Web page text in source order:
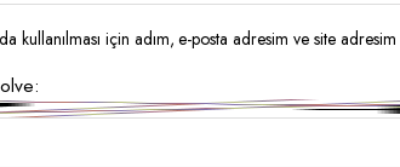
kullanılması için adım, e-posta adresim ve site adresim